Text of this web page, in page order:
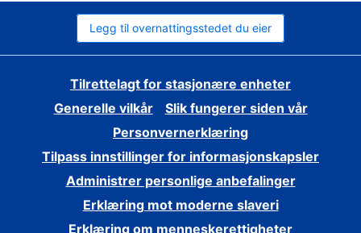
Legg til overnattingsstedet du eier
Tilrettelagt for stasjonære enheter
Generelle vilkår
Slik fungerer siden vår
Personvernerklæring
Tilpass innstillinger for informasjonskapsler
Administrer personlige anbefalinger
Erklæring mot moderne slaveri
Erklæring om menneskerettigheter